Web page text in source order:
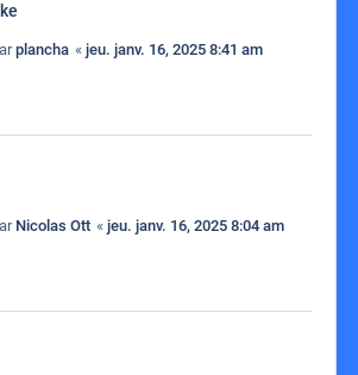
plancha « jeu. janv. 16, 2025 8:41 am
Nicolas Ott « jeu. janv. 16, 2025 8:04 am